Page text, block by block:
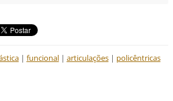
| funcional | articulações | policêntricas